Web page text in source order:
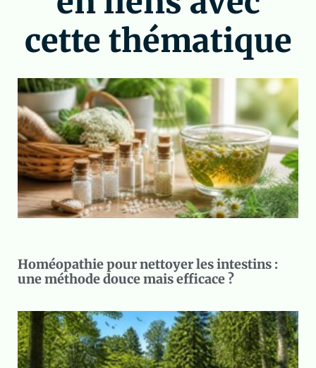
cette thématique
Homéopathie pour nettoyer les intestins :
une méthode douce mais efficace ?